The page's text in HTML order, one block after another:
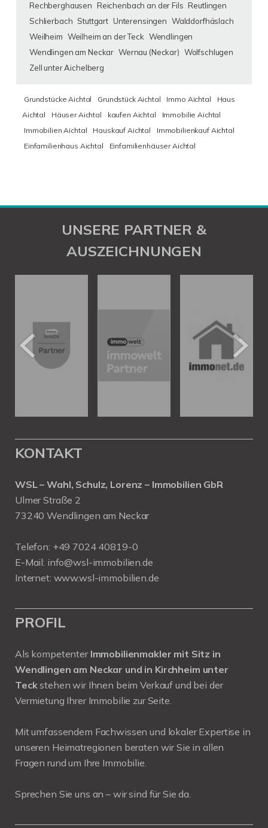
Rechberghausen
Reichenbach an der Fils Reutlingen
Schlierbach Stuttgart Unterensingen Walddorfhäslach
Weilheim Weilheim an der Teck Wendlingen
Wendlingen am Neckar Wernau (Neckar) Wolfschlugen
Zell unter Aichelberg
Grundstücke Aichtal Grundstück Aichtal Immo Aichtal
Haus
Aichtal
Häuser Aichtal kaufen Aichtal
Immobilie Aichtal
Immobilien Aichtal
Hauskauf Aichtal
Immobilienkauf Aichtal
Einfamilienhaus Aichtal
Einfamilienhäuser Aichtal
UNSERE PARTNER &
AUSZEICHNUNGEN
KONTAKT
WSL – Wahl, Schulz, Lorenz – Immobilien GbR
Ulmer Straße 2
73240 Wendlingen am Neckar
Telefon: +49 7024 40819-0
E-Mail: info@wsl-immobilien.de
Internet: www.wsl-immobilien.de
PROFIL
Als kompetenter Immobilienmakler mit Sitz in
Wendlingen am Neckar und in Kirchheim unter
Teckstehen wir Ihnen beim Verkauf und bei der
Vermietung Ihrer Immobilie zur Seite.
Mit umfassendem Fachwissen und lokaler Expertise in
unseren Heimatregionen beraten wir Sie in allen
Fragen rund um Ihre Immobilie.
Sprechen Sie uns an – wir sind für Sie da.